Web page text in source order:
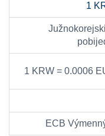
1
1 KRW = 0.0006
ECB